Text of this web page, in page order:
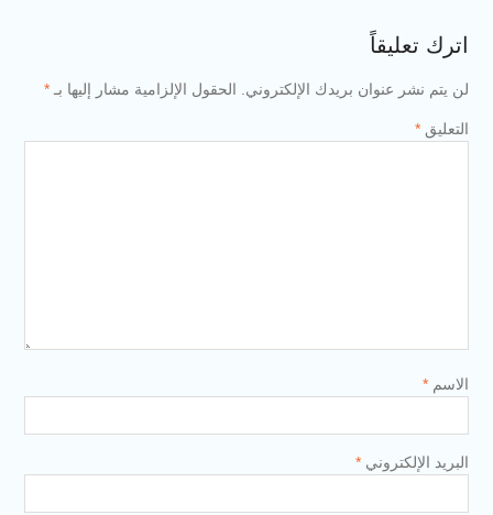
اترك تعليقاً
لن يتم نشر عنوان بريدك الإلكتروني. الحقول الإلزامية مشار إليها بـ *
التعليق *
الاسم *
البريد الإلكتروني *